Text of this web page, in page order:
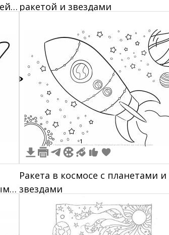
ракетой и звездами
1
Ракета в космосе с планетами и
звездами